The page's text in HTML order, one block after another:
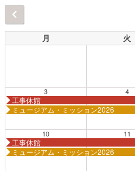
月 火
3
工事休館
ミュージアム・ミッション2026
4
10
工事休館
ミュージアム・ミッション2026
11